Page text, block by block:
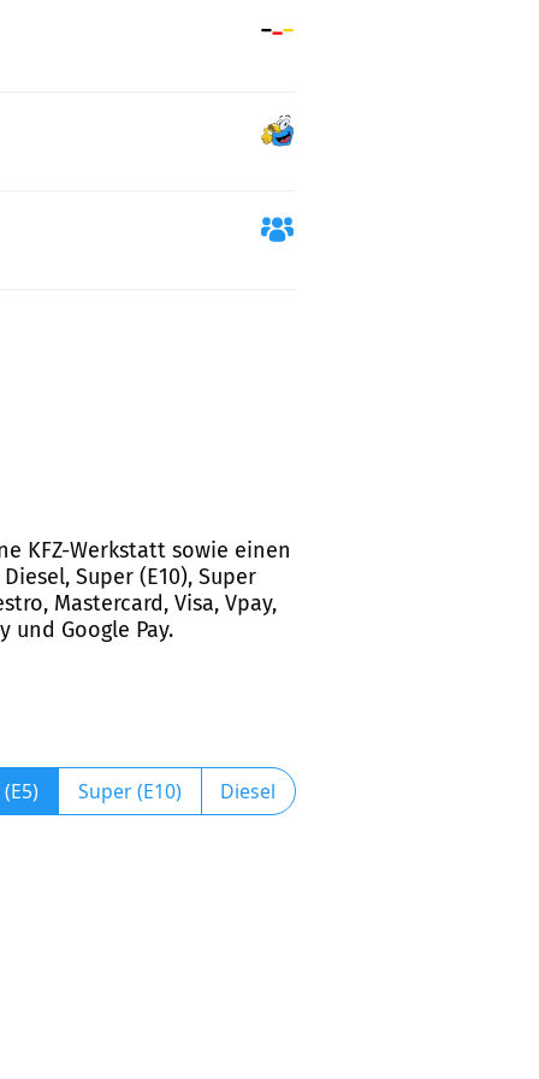
KFZ-Werkstatt sowie einen
Super (E10), Super
Mastercard, Visa, Vpay,
und Google Pay.
Super (E10) Diesel